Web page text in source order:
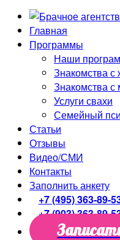
Главная
Программы
Наши
Знакомства
Знакомства
Услуги свахи
Семейный
Статьи
Отзывы
Видео/СМИ
Контакты
Заполнить анкету
+7 (495) 363-89-
+7 (903) 363-89-